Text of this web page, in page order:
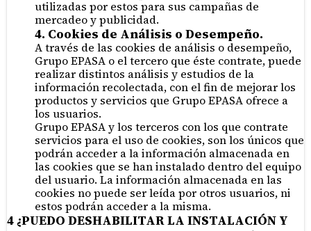
utilizadas por estos para sus campañas de
mercadeo y publicidad.
4. Cookies de Análisis o Desempeño.
A través de las cookies de análisis o desempeño,
Grupo EPASA o el tercero que éste contrate, puede
realizar distintos análisis y estudios de la
información recolectada, con el fin de mejorar los
productos y servicios que Grupo EPASA ofrece a
los usuarios.
Grupo EPASA y los terceros con los que contrate
servicios para el uso de cookies, son los únicos que
podrán acceder a la información almacenada en
las cookies que se han instalado dentro del equipo
del usuario. La información almacenada en las
cookies no puede ser leída por otros usuarios, ni
estos podrán acceder a la misma.
4 ¿PUEDO DESHABILITAR LA INSTALACIÓN Y